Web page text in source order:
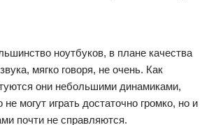
ноутбуков, в плане качества
мягко говоря, не очень. Как
они небольшими динамиками,
не могут играть достаточно громко, но и
почти не справляются.